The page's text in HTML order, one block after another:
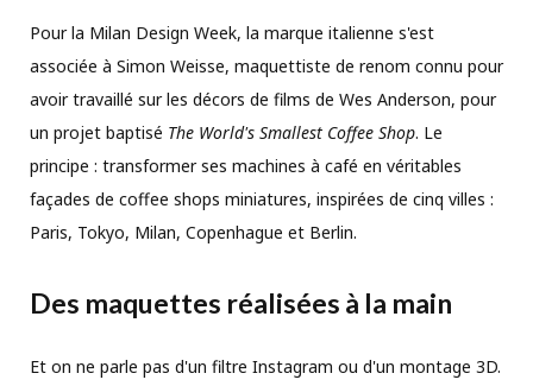
Pour la Milan Design Week, la marque italienne s'est
associée à Simon Weisse, maquettiste de renom connu pour
avoir travaillé sur les décors de films de Wes Anderson, pour
un projet baptisé The World's Smallest Coffee Shop. Le
principe : transformer ses machines à café en véritables
façades de coffee shops miniatures, inspirées de cinq villes :
Paris, Tokyo, Milan, Copenhague et Berlin.
Des maquettes réalisées à la main
Et on ne parle pas d'un filtre Instagram ou d'un montage 3D.